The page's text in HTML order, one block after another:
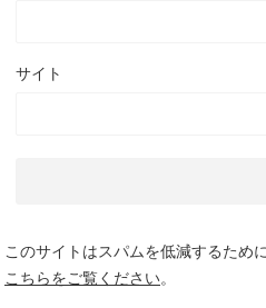
サイト
このサイトはスパムを低減するため
こちらをご覧ください。